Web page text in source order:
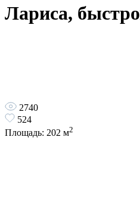
Лариса,
2740
524
Площадь: 202 м2